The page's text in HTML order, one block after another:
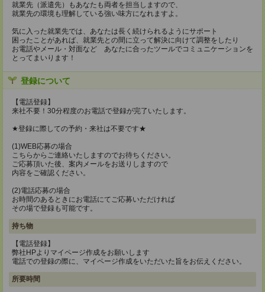
就業先（派遣先）もあなたも両者を担当しますので、
就業先の環境も理解している強い味方になれますよ。
気に入った就業先では、あなたは長く続けられるようにサポート
困ったことがあれば、就業先との間に立って解決に向けて調整をしたり
お電話やメール・対面など あなたに合ったツールでコミュニケーションを
とってまいります！
登録について
【電話登録】
来社不要！30分程度のお電話で登録が完了いたします。
★登録に際しての予約・来社は不要です★
(1)WEB応募の場合
こちらからご連絡いたしますのでお待ちください。
ご応募頂いた後、案内メールをお送りしますので
内容をご確認ください。
(2)電話応募の場合
お時間のあるときにお電話にてご応募いただければ
その場で登録も可能です。
持ち物
【電話登録】
弊社HPよりマイページ作成をお願いします
電話での登録の際に、マイページ作成をいただいた旨をお伝えください。
所要時間